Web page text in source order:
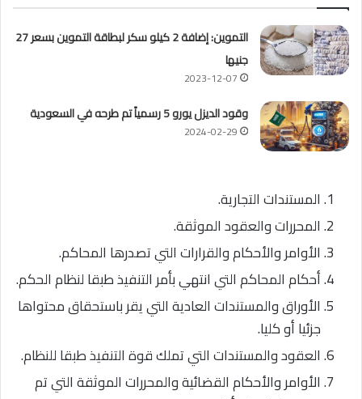
التموين: إضافة 2 كيلو سكر لبطاقة التموين بسعر 27
جنيها
2023-12-07
وقود الديزل يورو 5 رسمياً تم طرحه في السعودية
2024-02-29
المستندات التجارية.
المحررات والعقود الموثقة.
الأوامر والأحكام والقرارات التي تصدرها المحاكم.
أحكام المحاكم التي انتهي بأمر التنفيذ طبقا لنظام الحكم.
الأوراق والمستندات العادية التي يقر باستحقاق محتواها
جزئيا أو كليا.
العقود والمستندات التي تملك قوة التنفيذ طبقا للنظام.
الأوامر والأحكام القضائية والمحررات الموثقة التي تم